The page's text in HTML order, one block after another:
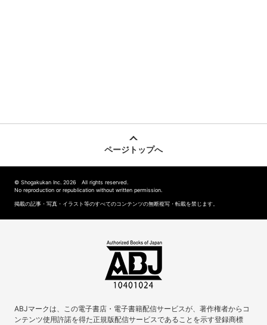
ページトップへ
© Shogakukan Inc. 2026 All rights reserved.
No reproduction or republication without written permission.
掲載の記事・写真・イラスト等のすべてのコンテンツの無断複写・転載を禁じます。
ABJマークは、この電子書店・電子書籍配信サービスが、著作権者からコ
ンテンツ使用許諾を得た正規版配信サービスであることを示す登録商標